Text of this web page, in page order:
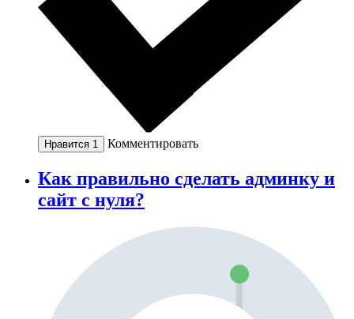
Нравится 1 Комментировать
Как правильно сделать админку и
сайт с нуля?